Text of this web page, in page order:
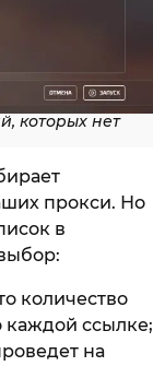
которых нет
прокси. Но
в
количество
каждой ссылке;
на